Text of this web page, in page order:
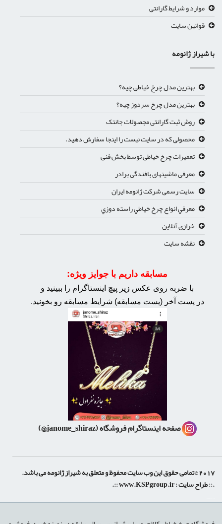
موارد و شرایط گارانتی
قوانین سایت
با شیراز ژانومه
بهترین مدل چرخ خیاطی چیه؟
بهترین مدل چرخ سردوز چیه؟
روش ثبت گارانتی مجصولات جانتک
محصولی که در سایت نیست را اینجا سفارش دهید.
تعمیرات چرخ خیاطی توسط بخش فنی
معرفی ماشینهای بافندگی برادر
سایت رسمی شرکت ژانومه ایران
معرفي انواع چرخ خياطي راسته دوزي
خرازی آنلاین
نقشه سایت
مسابقه داریم با جوایز ویژه:
با ضربه روی عکس زیر پیچ اینستاگرام را ببینید و
در پست آخر (پست مسابقه) شرایط مسابقه رو بخونید.
صفحه اینستاگرام فروشگاه(janome_shiraz@)
2017 ©تمامی حقوق این وب سایت محفوظ و متعلق به شیراز ژانومه می باشد.
.:: طراح سایت :www.KSPgroup.ir
::.